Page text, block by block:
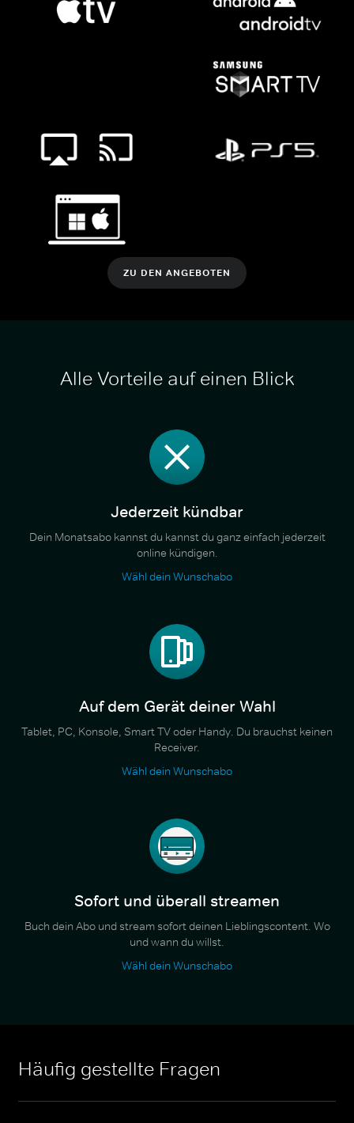
ZU DEN ANGEBOTEN
Alle Vorteile auf einen Blick
Jederzeit kündbar
Dein Monatsabo kannst du kannst du ganz einfach jederzeit
online kündigen.
Wähl dein Wunschabo
Auf dem Gerät deiner Wahl
Tablet, PC, Konsole, Smart TV oder Handy. Du brauchst keinen
Receiver.
Wähl dein Wunschabo
Sofort und überall streamen
Buch dein Abo und stream sofort deinen Lieblingscontent. Wo
und wann du willst.
Wähl dein Wunschabo
Häufig gestellte Fragen